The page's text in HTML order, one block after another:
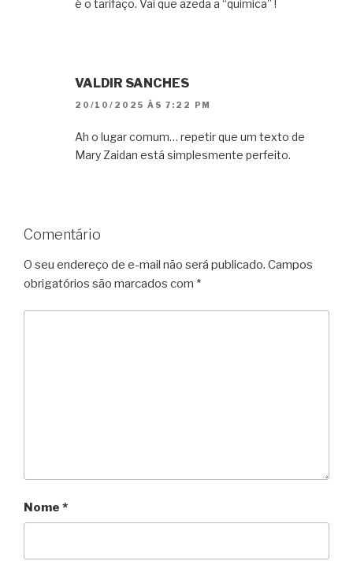
é o tarifaço. Vai que azeda a “quimica” !
VALDIR SANCHES
20/10/2025 ÀS 7:22 PM
Ah o lugar comum… repetir que um texto de
Mary Zaidan está simplesmente perfeito.
Comentário
O seu endereço de e-mail não será publicado. Campos
obrigatórios são marcados com *
Nome *